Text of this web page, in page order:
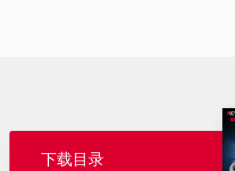
下载目录